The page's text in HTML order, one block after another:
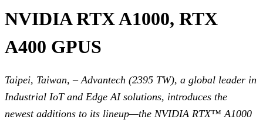
NVIDIA RTX A1000, RTX
A400 GPUS
Taipei, Taiwan, – Advantech (2395 TW), a global leader in
Industrial IoT and Edge AI solutions, introduces the
newest additions to its lineup—the NVIDIA RTX™ A1000